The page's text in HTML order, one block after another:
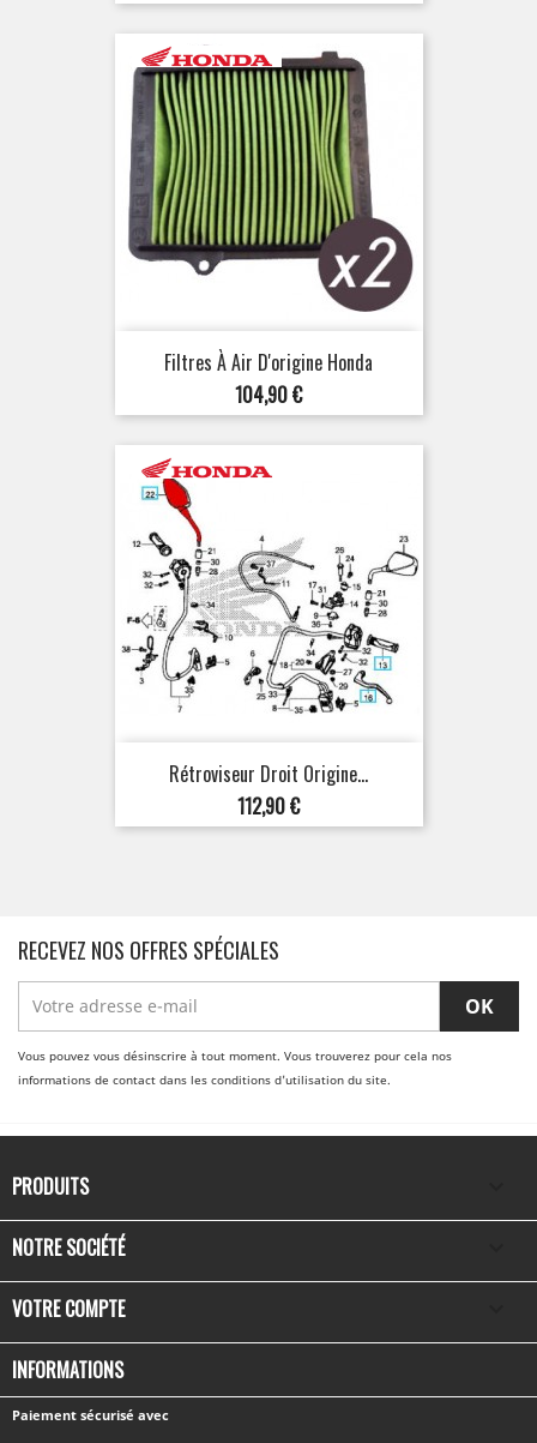
Filtres À Air D'origine Honda
Prix
104,90 €
Rétroviseur Droit Origine...
Prix
112,90 €
RECEVEZ NOS OFFRES SPÉCIALES
Vous pouvez vous désinscrire à tout moment. Vous trouverez pour cela nos
informations de contact dans les conditions d'utilisation du site.
PRODUITS
NOTRE SOCIÉTÉ
VOTRE COMPTE
INFORMATIONS
Paiement sécurisé avec